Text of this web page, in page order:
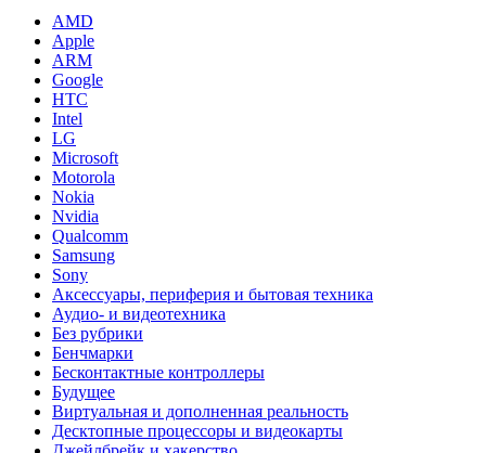
AMD
Apple
ARM
Google
HTC
Intel
LG
Microsoft
Motorola
Nokia
Nvidia
Qualcomm
Samsung
Sony
Аксессуары, периферия и бытовая техника
Аудио- и видеотехника
Без рубрики
Бенчмарки
Бесконтактные контроллеры
Будущее
Виртуальная и дополненная реальность
Десктопные процессоры и видеокарты